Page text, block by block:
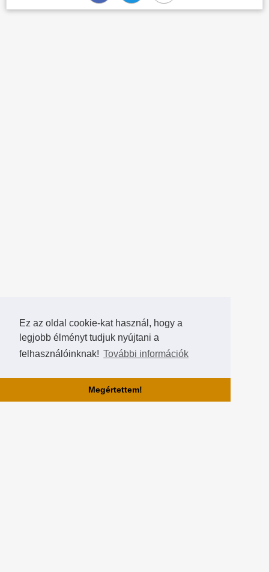
Ez az oldal cookie-kat használ, hogy a
legjobb élményt tudjuk nyújtani a
felhasználóinknak! További információk
Megértettem!